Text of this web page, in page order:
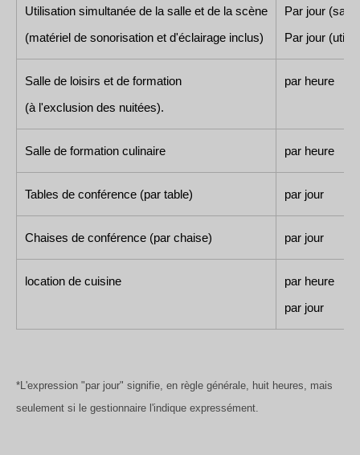
Utilisation simultanée de la salle et de la scène
(matériel de sonorisation et d'éclairage inclus)
Par jour
Par jour
Salle de loisirs et de formation
(à l'exclusion des nuitées).
par heure
Salle de formation culinaire par heure
Tables de conférence (par table) par jour
Chaises de conférence (par chaise) par jour
location de cuisine
par heure
par jour
*L'expression "par jour" signifie, en règle générale, huit heures, mais
seulement si le gestionnaire l'indique expressément.